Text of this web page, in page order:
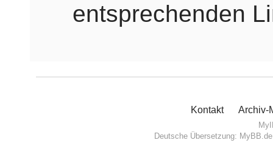
entsprechenden
Kontakt Archiv-
Deutsche Übersetzung: MyBB.de